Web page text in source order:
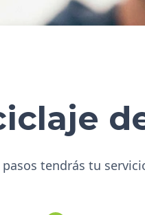
pasos tendrás tu